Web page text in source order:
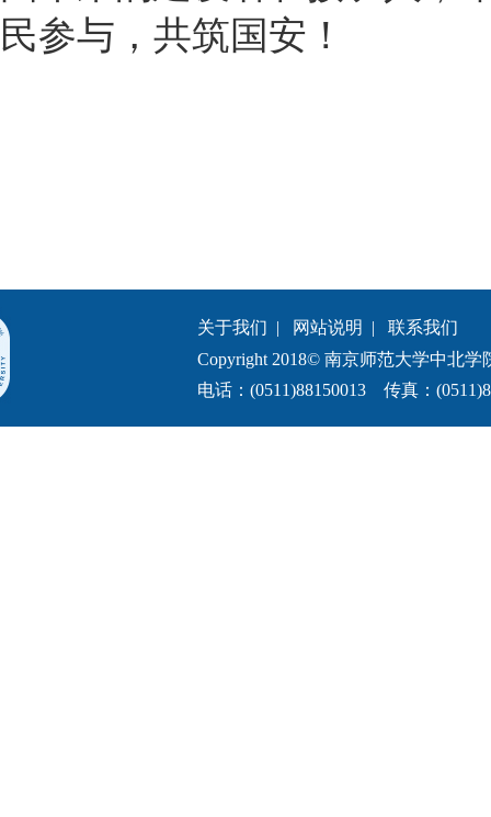
民参与，共筑国安！
关于我们 | 网站说明 | 联系我们
Copyright 2018© 南京师范大学中北学
电话：(0511)88150013 传真：